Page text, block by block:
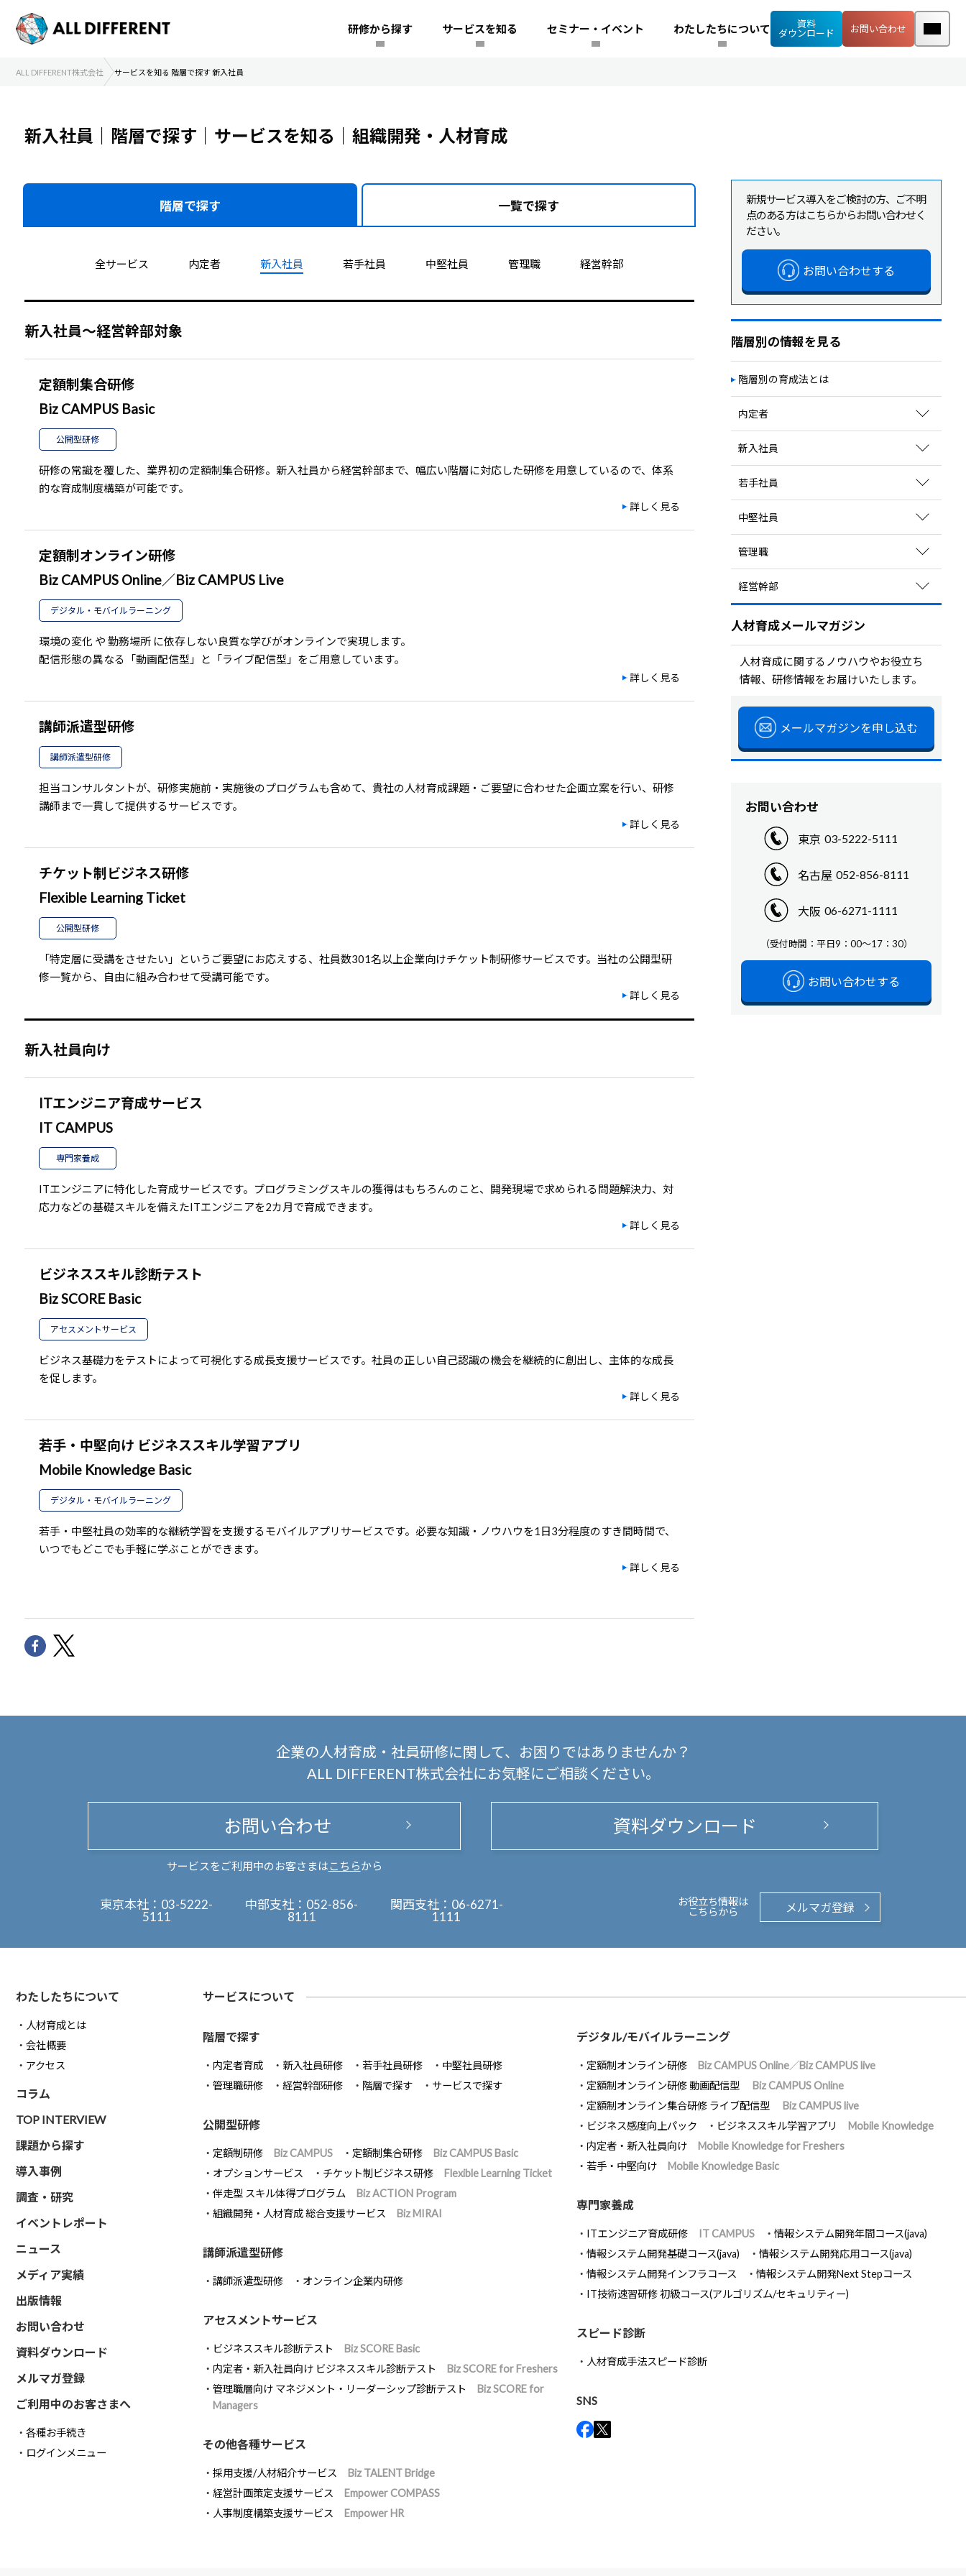
研修から探す サービスを知る セミナー・イベント わたしたちについて
資料
ダウンロード
お問い合わせ
ALL DIFFERENT株式会社 サービスを知る 階層で探す 新入社員
新入社員｜階層で探す｜サービスを知る｜組織開発・人材育成
階層で探す 一覧で探す
全サービス 内定者 新入社員 若手社員 中堅社員 管理職 経営幹部
新入社員～経営幹部対象
定額制集合研修
Biz CAMPUS Basic
公開型研修
研修の常識を覆した、業界初の定額制集合研修。新入社員から経営幹部まで、幅広い階層に対応した研修を用意しているので、体系
的な育成制度構築が可能です。
詳しく見る
定額制オンライン研修
Biz CAMPUS Online／Biz CAMPUS Live
デジタル・モバイルラーニング
環境の変化 や 勤務場所 に依存しない良質な学びがオンラインで実現します。
配信形態の異なる「動画配信型」と「ライブ配信型」をご用意しています。
詳しく見る
講師派遣型研修
講師派遣型研修
担当コンサルタントが、研修実施前・実施後のプログラムも含めて、貴社の人材育成課題・ご要望に合わせた企画立案を行い、研修
講師まで一貫して提供するサービスです。
詳しく見る
チケット制ビジネス研修
Flexible Learning Ticket
公開型研修
「特定層に受講をさせたい」というご要望にお応えする、社員数301名以上企業向けチケット制研修サービスです。当社の公開型研
修一覧から、自由に組み合わせて受講可能です。
詳しく見る
新入社員向け
ITエンジニア育成サービス
IT CAMPUS
専門家養成
ITエンジニアに特化した育成サービスです。プログラミングスキルの獲得はもちろんのこと、開発現場で求められる問題解決力、対
応力などの基礎スキルを備えたITエンジニアを2カ月で育成できます。
詳しく見る
ビジネススキル診断テスト
Biz SCORE Basic
アセスメントサービス
ビジネス基礎力をテストによって可視化する成長支援サービスです。社員の正しい自己認識の機会を継続的に創出し、主体的な成長
を促します。
詳しく見る
若手・中堅向け ビジネススキル学習アプリ
Mobile Knowledge Basic
デジタル・モバイルラーニング
若手・中堅社員の効率的な継続学習を支援するモバイルアプリサービスです。必要な知識・ノウハウを1日3分程度のすき間時間で、
いつでもどこでも手軽に学ぶことができます。
詳しく見る
新規サービス導入をご検討の方、ご不明
点のある方はこちらからお問い合わせく
ださい。
お問い合わせする
階層別の情報を見る
階層別の育成法とは
内定者
育成方法のポイントを見る
関連コラムを読む
サービスを探す
新入社員
育成方法のポイントを見る
関連コラムを読む
研修を探す
若手社員
育成方法のポイントを見る
関連コラムを読む
研修を探す
中堅社員
育成方法のポイントを見る
関連コラムを読む
研修を探す
管理職
育成方法のポイントを見る
関連コラムを読む
研修を探す
サービスを探す
経営幹部
関連コラムを読む
研修を探す
サービスを探す
人材育成メールマガジン
人材育成に関するノウハウやお役立ち
情報、研修情報をお届けいたします。
メールマガジンを申し込む
お問い合わせ
東京 03-5222-5111
名古屋 052-856-8111
大阪 06-6271-1111
（受付時間：平日9：00～17：30）
お問い合わせする
企業の人材育成・社員研修に関して、
お困りではありませんか？
ALL DIFFERENT株式会社にお気軽にご相談ください。
お問い合わせ
サービスをご利用中のお客さまは こちらから
資料ダウンロード
東京本社： 03-5222-
5111
中部支社： 052-856-
8111
関西支社： 06-6271-
1111
お役立ち情報は
こちらから
メルマガ登録
わたしたちについて
人材育成とは
会社概要
アクセス
コラム
TOP INTERVIEW
課題から探す
導入事例
調査・研究
イベントレポート
ニュース
メディア実績
出版情報
お問い合わせ
資料ダウンロード
メルマガ登録
ご利用中のお客さまへ
各種お手続き
ログインメニュー
サービスについて
階層で探す
内定者育成 新入社員研修 若手社員研修
中堅社員研修
管理職研修
経営幹部研修 階層で探す サービスで探す
公開型研修
定額制研修 Biz CAMPUS 定額制集合研修
Biz CAMPUS Basic
オプションサービス
チケット制ビジネス研修
Flexible Learning Ticket
伴走型 スキル体得プログラム
Biz ACTION Program
組織開発・人材育成 総合支援サービス
Biz MIRAI
講師派遣型研修
講師派遣型研修 オンライン企業内研修
アセスメントサービス
ビジネススキル診断テスト
Biz SCORE Basic
内定者・新入社員向け ビジネススキル診断テスト
Biz SCORE for Freshers
管理職層向け マネジメント・リーダーシップ診断テスト
Biz SCORE for
Managers
その他各種サービス
採用支援/人材紹介サービス
Biz TALENT Bridge
経営計画策定支援サービス
Empower COMPASS
人事制度構築支援サービス
Empower HR
デジタル/モバイルラーニング
定額制オンライン研修
Biz CAMPUS Online／Biz CAMPUS live
定額制オンライン研修 動画配信型
Biz CAMPUS Online
定額制オンライン集合研修 ライブ配信型
Biz CAMPUS live
ビジネス感度向上パック
ビジネススキル学習アプリ
Mobile Knowledge
内定者・新入社員向け
Mobile Knowledge for Freshers
若手・中堅向け
Mobile Knowledge Basic
専門家養成
ITエンジニア育成研修 IT CAMPUS
情報システム開発年間コース(java)
情報システム開発基礎コース(java)
情報システム開発応用コース(java)
情報システム開発インフラコース
情報システム開発Next Stepコース
IT技術速習研修 初級コース(アルゴリズム/セキュリティー)
スピード診断
人材育成手法スピード診断
SNS